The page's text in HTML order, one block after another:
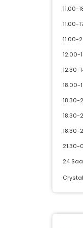
11.00-
11.00-
11.00-
12.00-
12.30-
18.00-
18.30-
18.30-
18.30-
21.30-
24